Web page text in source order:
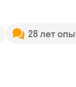
28 лет